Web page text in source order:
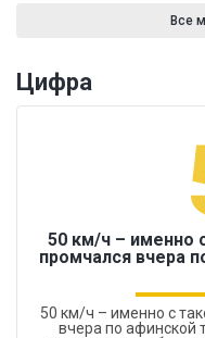
Все
Цифра
50 км/ч – именно
промчался вчера
50 км/ч – именно с
вчера по афинской